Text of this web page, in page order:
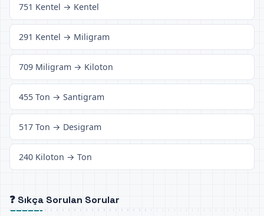
751 Kentel → Kentel
291 Kentel → Miligram
709 Miligram → Kiloton
455 Ton → Santigram
517 Ton → Desigram
240 Kiloton → Ton
❓ Sıkça Sorulan Sorular